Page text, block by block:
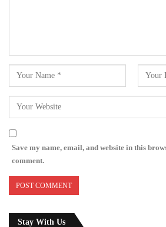
Save my name, email, and website in this
comment.
Stay With Us